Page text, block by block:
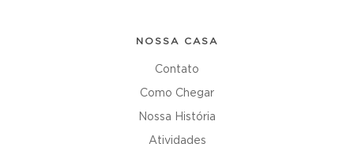
NOSSA CASA
Contato
Como Chegar
Nossa História
Atividades